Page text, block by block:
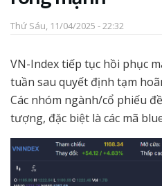
Thứ Sáu, 11/04/2025 - 22:32
VN-Index tiếp tục hồi phục
tuần sau quyết định tạm
Các nhóm ngành/cổ phiếu
tượng, đặc biệt là các mã